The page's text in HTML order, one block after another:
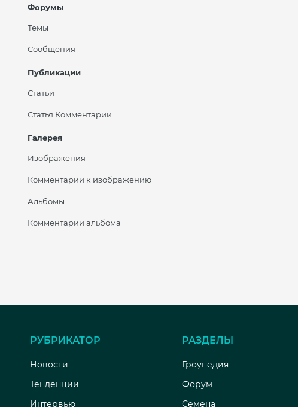
Форумы
Темы
Сообщения
Публикации
Статьи
Статья Комментарии
Галерея
Изображения
Комментарии к изображению
Альбомы
Комментарии альбома
РУБРИКАТОР
Новости
Тенденции
Интервью
РАЗДЕЛЫ
Гроупедия
Форум
Семена